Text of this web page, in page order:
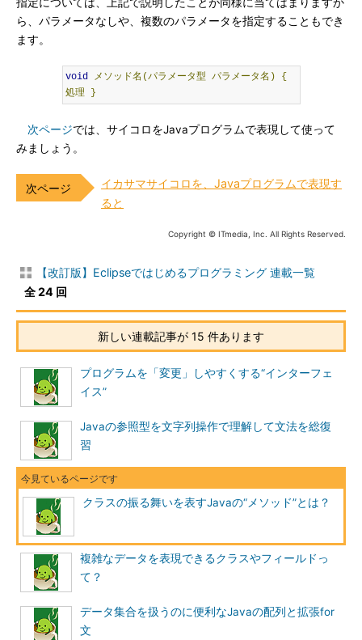
ら、パラメータなしや、複数のパラメータを指定することもでき
ます。
void メソッド名(パラメータ型 パラメータ名)
{
処理
}
次ページでは、サイコロをJavaプログラムで表現して使って
みましょう。
イカサマサイコロを、Javaプログラムで表現す
ると
Copyright © ITmedia, Inc. All Rights Reserved.
【改訂版】Eclipseではじめるプログラミング 連載一覧
全 24 回
新しい連載記事が 15 件あります
プログラムを「変更」しやすくする“インターフェ
イス”
Javaの参照型を文字列操作で理解して文法を総復
習
クラスの振る舞いを表すJavaの“メソッド”とは？
複雑なデータを表現できるクラスやフィールドっ
て？
データ集合を扱うのに便利なJavaの配列と拡張for
文